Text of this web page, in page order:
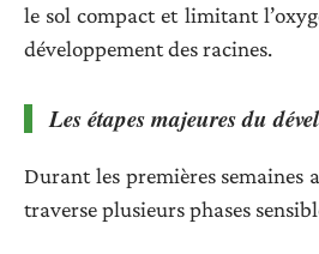
le sol compact et limitant
développement des racines.
Les étapes majeures du
Durant les premières semaines
traverse plusieurs phases